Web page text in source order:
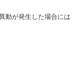
動が発生した場合には